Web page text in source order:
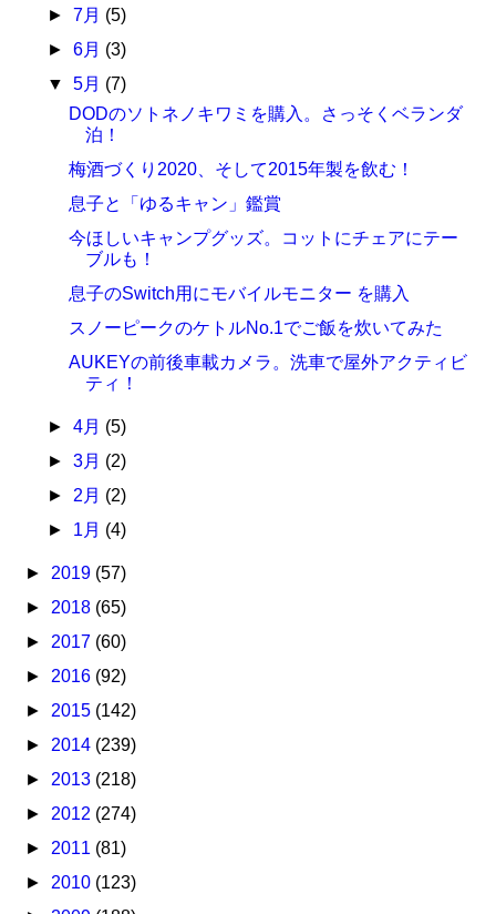
► 7月 (5)
► 6月 (3)
▼ 5月 (7)
DODのソトネノキワミを購入。さっそくベランダ
泊！
梅酒づくり2020、そして2015年製を飲む！
息子と「ゆるキャン」鑑賞
今ほしいキャンプグッズ。コットにチェアにテー
ブルも！
息子のSwitch用にモバイルモニター を購入
スノーピークのケトルNo.1でご飯を炊いてみた
AUKEYの前後車載カメラ。洗車で屋外アクティビ
ティ！
► 4月 (5)
► 3月 (2)
► 2月 (2)
► 1月 (4)
► 2019 (57)
► 2018 (65)
► 2017 (60)
► 2016 (92)
► 2015 (142)
► 2014 (239)
► 2013 (218)
► 2012 (274)
► 2011 (81)
► 2010 (123)